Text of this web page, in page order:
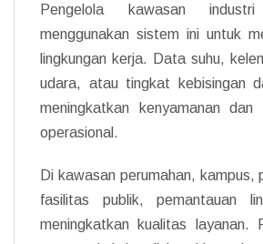
Pengelola kawasan
menggunakan sistem ini untuk
lingkungan kerja. Data suhu,
udara, atau tingkat kebisingan
meningkatkan kenyamanan dan
operasional.
Di kawasan perumahan, kampus,
fasilitas publik, pemantauan
meningkatkan kualitas layanan.